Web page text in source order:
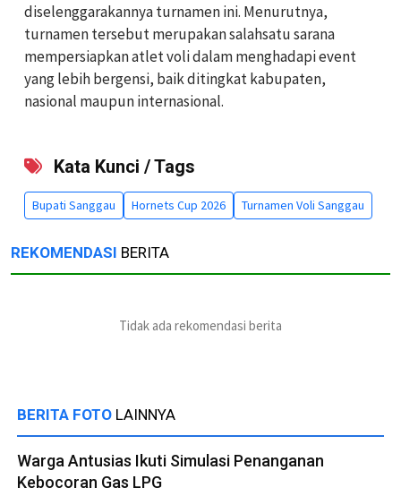
diselenggarakannya turnamen ini. Menurutnya,
turnamen tersebut merupakan salahsatu sarana
mempersiapkan atlet voli dalam menghadapi event
yang lebih bergensi, baik ditingkat kabupaten,
nasional maupun internasional.
Kata Kunci / Tags
Bupati Sanggau Hornets Cup 2026 Turnamen Voli Sanggau
REKOMENDASI BERITA
Tidak ada rekomendasi berita
BERITA FOTO LAINNYA
Warga Antusias Ikuti Simulasi Penanganan
Kebocoran Gas LPG